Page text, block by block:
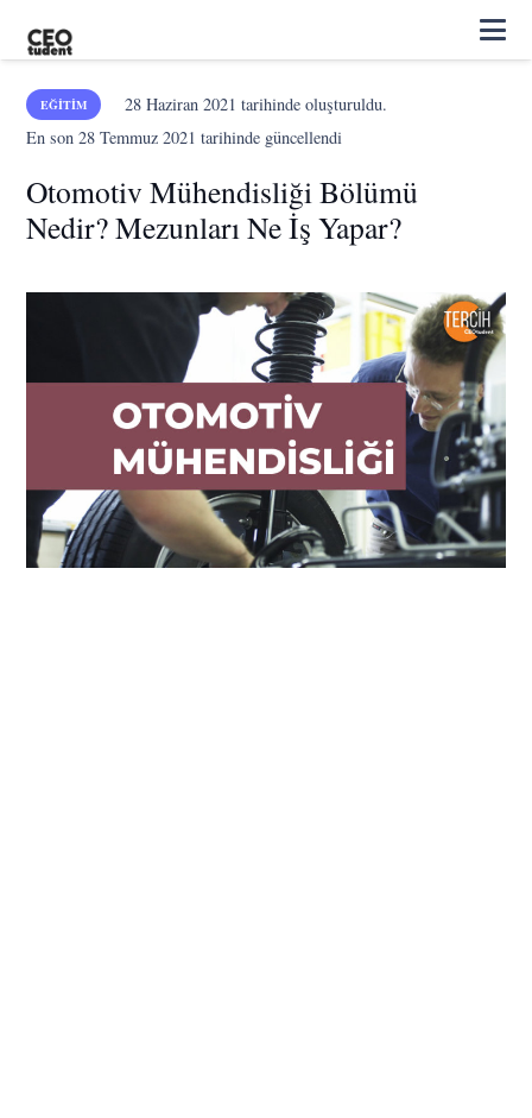
EĞITIM 28 Haziran 2021 tarihinde oluşturuldu.
En son28 Temmuz 2021 tarihinde güncellendi
Otomotiv Mühendisliği Bölümü
Nedir? Mezunları Ne İş Yapar?